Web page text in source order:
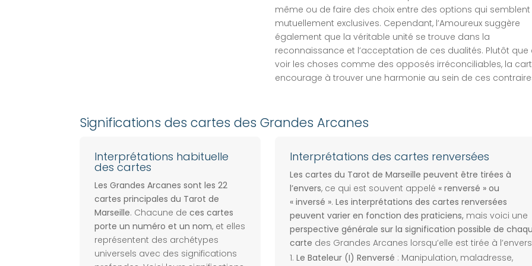
même ou de faire des choix entre des options qui semblent
mutuellement exclusives. Cependant, l’Amoureux suggère
également que la véritable unité se trouve dans la
reconnaissance et l’acceptation de ces dualités. Plutôt que
voir les choses comme des opposés irréconciliables, la
encourage à trouver une harmonie au sein de ces
Significations des cartes des Grandes Arcanes
Interprétations habituelle
des cartes
Les Grandes Arcanes sont les 22
cartes principales du Tarot de
Marseille. Chacune deces cartes
porte un numéro et un nom, et elles
représentent des archétypes
universels avec des significations
Interprétations des cartes renversées
Les cartes du Tarot de Marseille peuvent être tirées à
l’envers, ce qui est souvent appelé« renversé » ou
« inversé ».Les interprétations des cartes renversées
peuvent varier en fonction des praticiens, mais voici une
perspective générale sur la signification possible de
carte des Grandes Arcanes lorsqu’elle est tirée à
Le Bateleur (I) Renversé : Manipulation, maladresse,